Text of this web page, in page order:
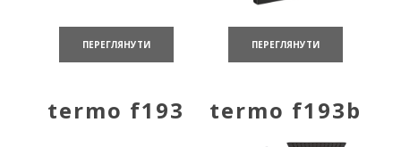
ПЕРЕГЛЯНУТИ ПЕРЕГЛЯНУТИ
termo f193 termo f193b